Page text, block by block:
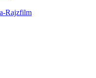
Rajzfilm